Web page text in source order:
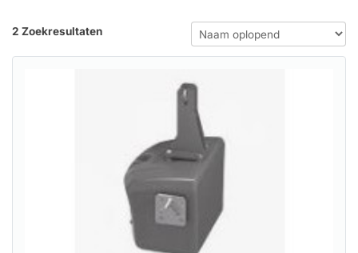
2 Zoekresultaten